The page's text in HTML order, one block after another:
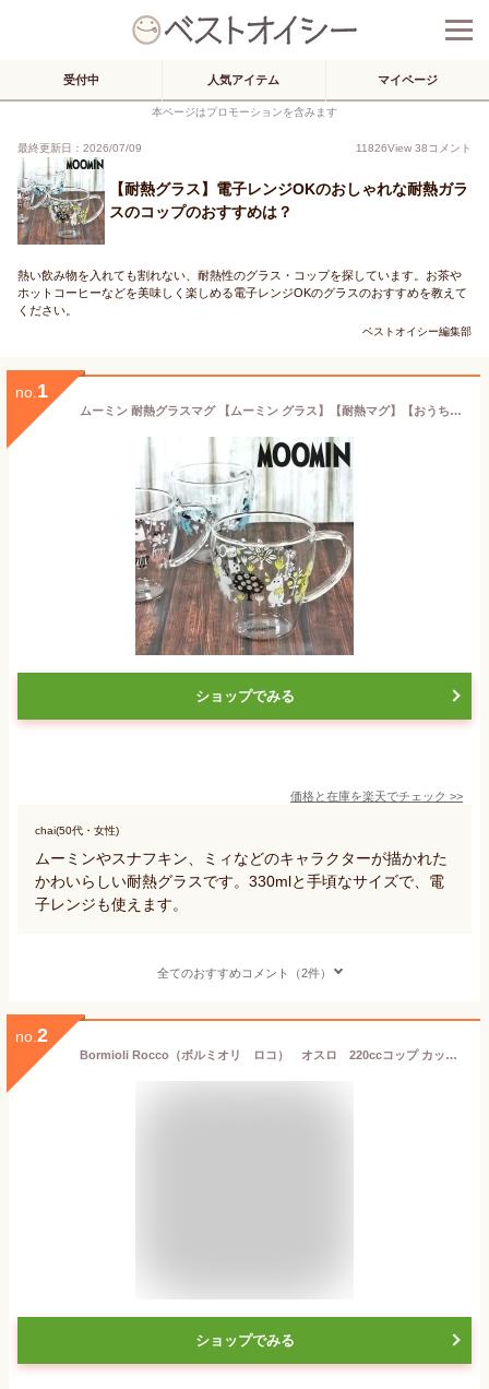
受付中 人気アイテム マイページ
本ページはプロモーションを含みます
最終更新日：2026/07/09 11826View 38コメント
【耐熱グラス】電子レンジOKのおしゃれな耐熱ガラ
スのコップのおすすめは？
熱い飲み物を入れても割れない、耐熱性のグラス・コップを探しています。お茶や
ホットコーヒーなどを美味しく楽しめる電子レンジOKのグラスのおすすめを教えて
ください。
ベストオイシー編集部
no. 1
ムーミン 耐熱グラスマグ 【ムーミン グラス】【耐熱マグ】【おうち時間】【クリスマス】【ムーミン 耐熱グラス】【電子レンジ】【誕生日】【フィンランド】【プレゼント】【スナフキン】【リトルミィ】【ギフト】【北欧】【ポイント10倍 大感謝祭】
ショップでみる
価格と在庫を楽天でチェック >>
chai(50代・女性)
ムーミンやスナフキン、ミィなどのキャラクターが描かれた
かわいらしい耐熱グラスです。330mlと手頃なサイズで、電
子レンジも使えます。
全てのおすすめコメント（2件）
no. 2
Bormioli Rocco（ボルミオリ ロコ） オスロ 220ccコップ カップ マグ マグカップ ガラス食器 耐熱 耐熱ガラス ボルミオリロコ ホット コーヒーカップ おしゃれ カフェ風 カフェ食器
ショップでみる